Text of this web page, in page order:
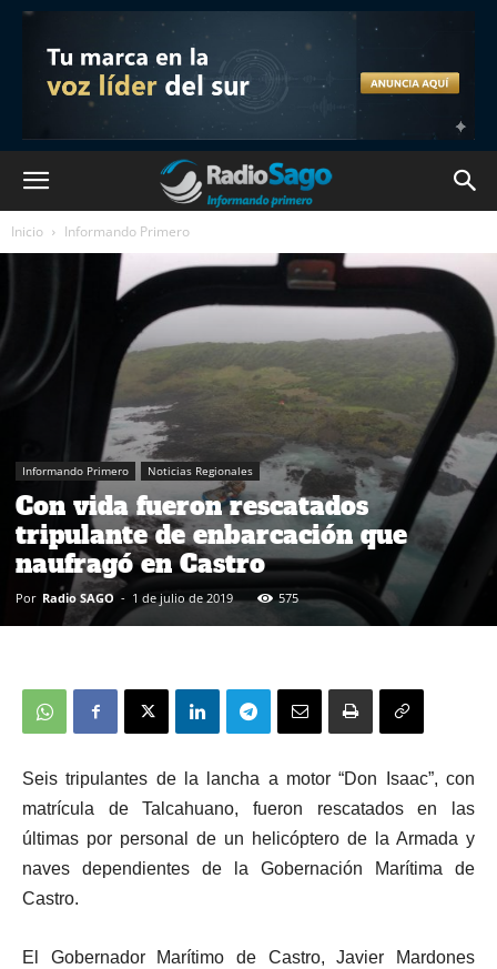
Inicio Informando Primero
Informando Primero Noticias Regionales
Con vida fueron rescatados
tripulante de enbarcación que
naufragó en Castro
Por Radio SAGO - 1 de julio de 2019 575
Seis tripulantes de la lancha a motor “Don Isaac”, con
matrícula de Talcahuano, fueron rescatados en las
últimas por personal de un helicóptero de la Armada y
naves dependientes de la Gobernación Marítima de
Castro.
El Gobernador Marítimo de Castro, Javier Mardones